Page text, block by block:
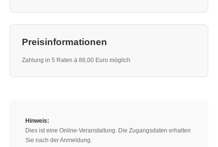
Preisinformationen
Zahlung in 5 Raten á 86,00 Euro möglich
Hinweis:
Dies ist eine Online-Veranstaltung. Die Zugangsdaten erhalten
Sie nach der Anmeldung.